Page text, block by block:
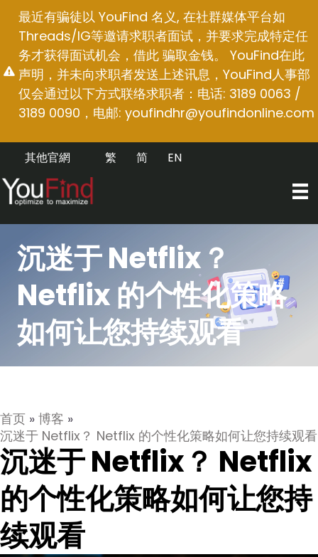
最近有骗徒以 YouFind 名义, 在社群媒体平台如
Threads/IG等邀请求职者面试，并要求完成特定任
务才获得面试机会，借此 骗取金钱。 YouFind在此
声明，并未向求职者发送上述讯息，YouFind人事部
仅会通过以下方式联络求职者：电话: 3189 0063 /
3189 0090，电邮: youfindhr@youfindonline.com
其他官網 EN
简
繁
沉迷于 Netflix？
Netflix 的个性化策略
如何让您持续观看
首页 » 博客 »
沉迷于 Netflix？ Netflix 的个性化策略如何让您持续观看
沉迷于 Netflix？ Netflix
的个性化策略如何让您持
续观看